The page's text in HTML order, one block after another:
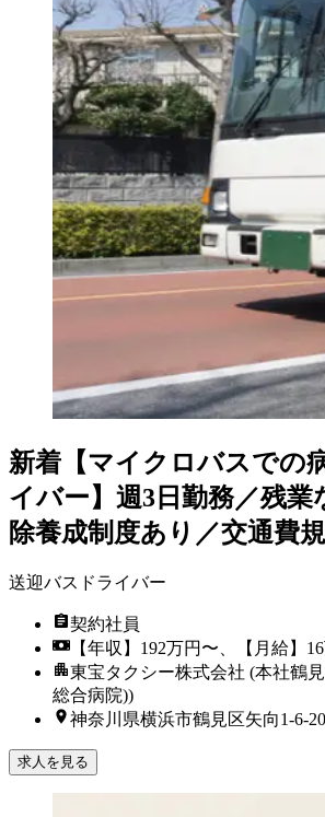
新着 【マイクロバスでの
イバー】週3日勤務／残業
除養成制度あり／交通費
送迎バスドライバー
契約社員
【年収】192万円〜、【月給】
東宝タクシー株式会社 (本社鶴
総合病院))
神奈川県横浜市鶴見区矢向1-6-20
求人を見る